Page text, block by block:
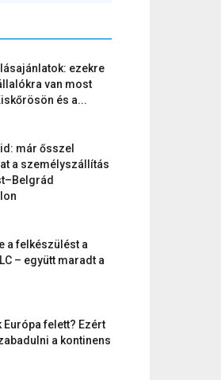
ezekre
van most
és a...
már ősszel
a személyszállítás
a felkészülést a
– együtt maradt a
Európa felett? Ezért
a kontinens